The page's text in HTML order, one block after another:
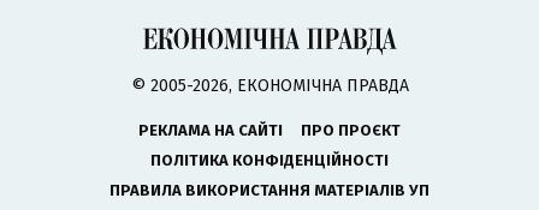
© 2005-2026, ЕКОНОМІЧНА ПРАВДА
РЕКЛАМА НА САЙТІ
ПРО ПРОЄКТ
ПОЛІТИКА КОНФІДЕНЦІЙНОСТІ
ПРАВИЛА ВИКОРИСТАННЯ МАТЕРІАЛІВ УП